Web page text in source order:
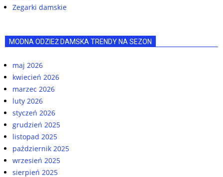
Zegarki damskie
MODNA ODZIEŻ DAMSKA TRENDY NA SEZON
maj 2026
kwiecień 2026
marzec 2026
luty 2026
styczeń 2026
grudzień 2025
listopad 2025
październik 2025
wrzesień 2025
sierpień 2025